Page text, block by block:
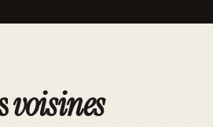
voisines